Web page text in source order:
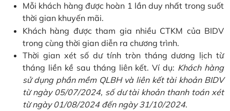
Mỗi khách hàng được hoàn 1 lần duy nhất trong suốt
thời gian khuyến mãi.
Khách hàng được tham gia nhiều CTKM của BIDV
trong cùng thời gian diễn ra chương trình.
Thời gian xét số dư tính tròn tháng dương lịch từ
tháng liền kề sau tháng liên kết. Ví dụ: Khách hàng
sử dụng phần mềm QLBH và liên kết tài khoản BIDV
từ ngày 05/07/2024, số dư tài khoản thanh toán xét
từ ngày 01/08/2024 đến ngày 31/10/2024.